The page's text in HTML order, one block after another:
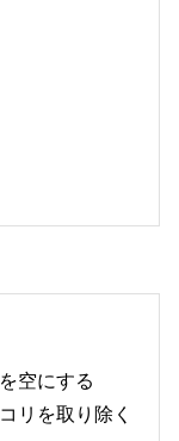
空にする
リを取り除く